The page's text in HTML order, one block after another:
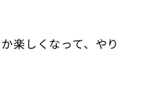
楽しくなって、やり